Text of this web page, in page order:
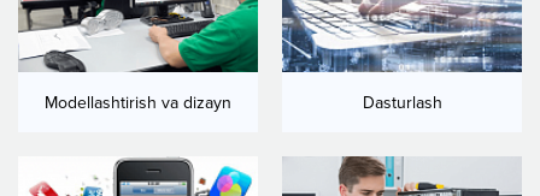
Modellashtirish va dizayn Dasturlash